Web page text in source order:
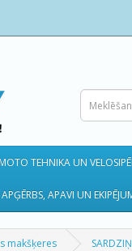
MOTO TEHNIKA UN
APĢĒRBS, APAVI UN
makšķeres